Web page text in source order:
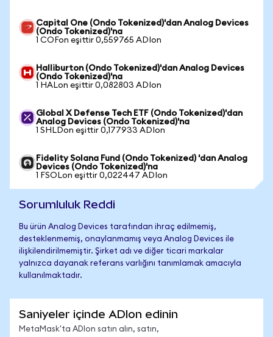
Capital One (Ondo Tokenized)'dan Analog Devices
(Ondo Tokenized)'na
1 COFon eşittir 0,559765 ADIon
Halliburton (Ondo Tokenized)'dan Analog Devices
(Ondo Tokenized)'na
1 HALon eşittir 0,082803 ADIon
Global X Defense Tech ETF (Ondo Tokenized)'dan
Analog Devices (Ondo Tokenized)'na
1 SHLDon eşittir 0,177933 ADIon
Fidelity Solana Fund (Ondo Tokenized) 'dan Analog
Devices (Ondo Tokenized)'na
1 FSOLon eşittir 0,022447 ADIon
Sorumluluk Reddi
Bu ürün Analog Devices tarafından ihraç edilmemiş,
desteklenmemiş, onaylanmamış veya Analog Devices ile
ilişkilendirilmemiştir. Şirket adı ve diğer ticari markalar
yalnızca dayanak referans varlığını tanımlamak amacıyla
kullanılmaktadır.
Saniyeler içinde ADIon edinin
MetaMask'ta ADIon satın alın, satın,